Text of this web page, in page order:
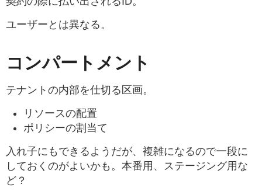
ユーザーとは異なる。
コンパートメント
テナントの内部を仕切る区画。
リソースの配置
ポリシーの割当て
入れ子にもできるようだが、複雑になるので一段に
しておくのがよいかも。本番用、ステージング用な
ど？